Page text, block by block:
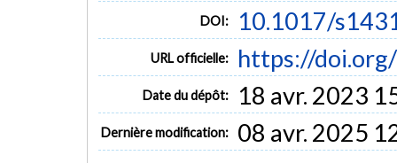
DOI: 10.1017/
URL officielle: https://
Date du dépôt: 18 avr. 2023
Dernière modification: 08 avr. 2025